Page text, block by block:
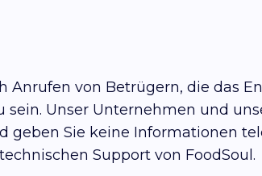
von Betrügern, die das
Unser Unternehmen und
geben Sie keine Informationen
Support von FoodSoul.